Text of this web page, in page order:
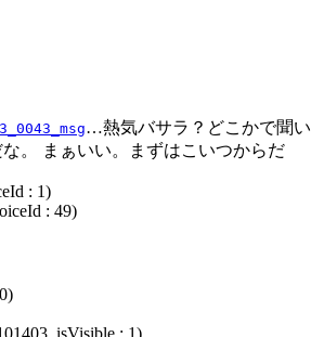
…熱気バサラ？どこかで聞い
。 まぁいい。まずはこいつからだ
: 1)
: 49)